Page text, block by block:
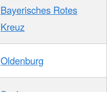
Bayerisches Rotes
Kreuz
Oldenburg